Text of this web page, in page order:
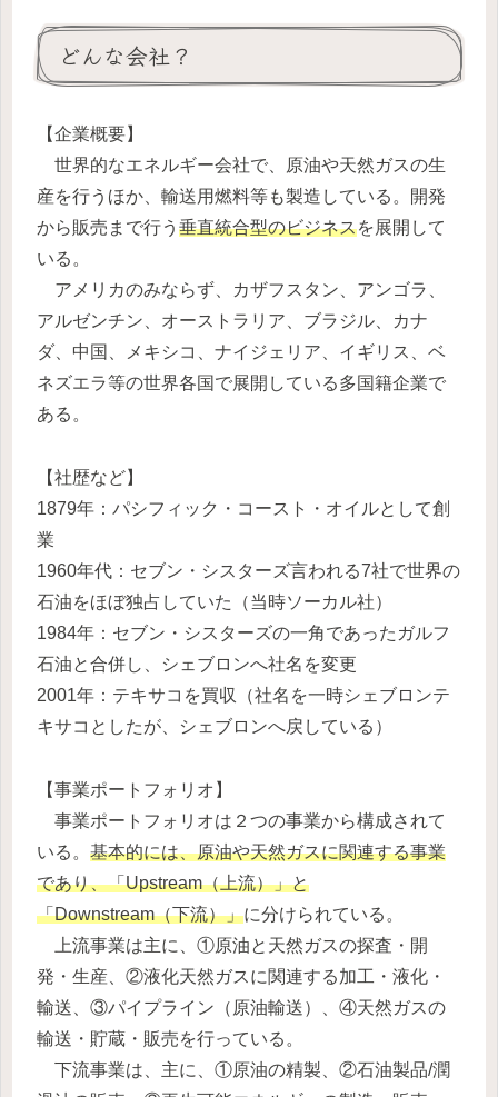
どんな会社？
【企業概要】
世界的なエネルギー会社で、原油や天然ガスの生
産を行うほか、輸送用燃料等も製造している。開発
から販売まで行う 垂直統合型のビジネスを展開して
いる。
アメリカのみならず、カザフスタン、アンゴラ、
アルゼンチン、オーストラリア、ブラジル、カナ
ダ、中国、メキシコ、ナイジェリア、イギリス、ベ
ネズエラ等の世界各国で展開している多国籍企業で
ある。
【社歴など】
1879年：パシフィック・コースト・オイルとして創
業
1960年代：セブン・シスターズ言われる7社で世界の
石油をほぼ独占していた（当時ソーカル社）
1984年：セブン・シスターズの一角であったガルフ
石油と合併し、シェブロンへ社名を変更
2001年：テキサコを買収（社名を一時シェブロンテ
キサコとしたが、シェブロンへ戻している）
【事業ポートフォリオ】
事業ポートフォリオは２つの事業から構成されて
いる。 基本的には、原油や天然ガスに関連する事業
であり、「Upstream（上流）」と
「Downstream（下流）」に分けられている。
上流事業は主に、①原油と天然ガスの探査・開
発・生産、②液化天然ガスに関連する加工・液化・
輸送、③パイプライン（原油輸送）、④天然ガスの
輸送・貯蔵・販売を行っている。
下流事業は、主に、①原油の精製、②石油製品/潤